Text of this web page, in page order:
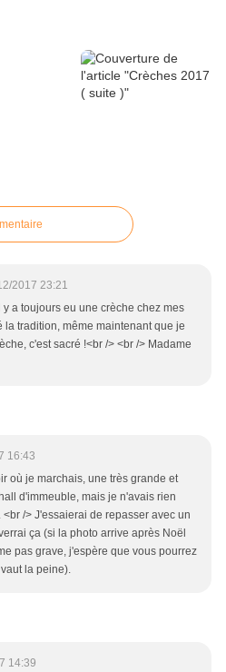
2017 23:21
y a toujours eu une crèche chez mes
la tradition, même maintenant que je
c'est sacré !<br /> <br /> Madame
16:43
où je marchais, une très grande et
d'immeuble, mais je n'avais rien
/> J'essaierai de repasser avec un
ça (si la photo arrive après Noël
pas grave, j'espère que vous pourrez
la peine).
14:39